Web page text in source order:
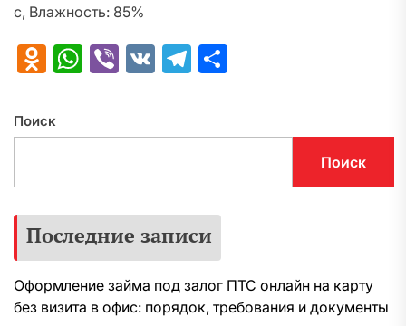
с, Влажность: 85%
Odnoklassniki
WhatsApp
Viber
VK Telegram
Поиск
Поиск
Последние записи
Оформление займа под залог ПТС онлайн на карту
без визита в офис: порядок, требования и документы